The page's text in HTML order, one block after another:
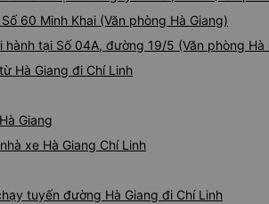
60 Minh Khai (Văn phòng Hà Giang)
tại Số 04A, đường 19/5 (Văn phòng Hà
Hà Giang đi Chí Linh
Giang
xe Hà Giang Chí Linh
tuyến đường Hà Giang đi Chí Linh